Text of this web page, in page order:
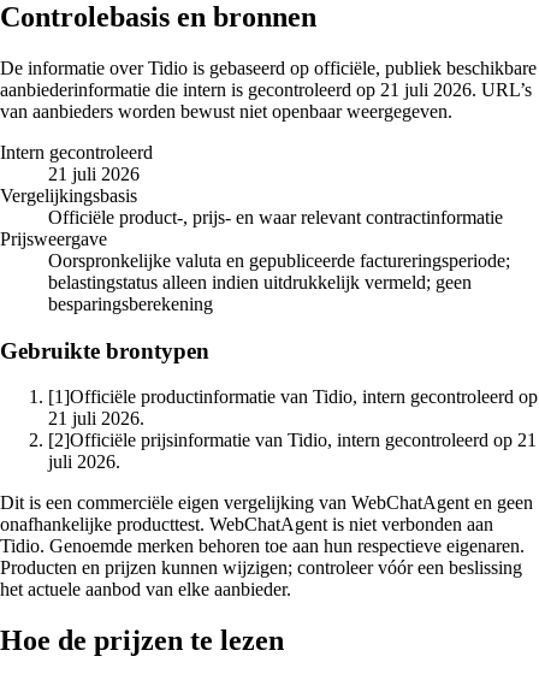
Controlebasis en bronnen
De informatie over Tidio is gebaseerd op officiële, publiek beschikbare
aanbiederinformatie die intern is gecontroleerd op 21 juli 2026. URL’s
van aanbieders worden bewust niet openbaar weergegeven.
Intern gecontroleerd
21 juli 2026
Vergelijkingsbasis
Officiële product-, prijs- en waar relevant contractinformatie
Prijsweergave
Oorspronkelijke valuta en gepubliceerde factureringsperiode;
belastingstatus alleen indien uitdrukkelijk vermeld; geen
besparingsberekening
Gebruikte brontypen
[1]Officiële productinformatie van Tidio, intern gecontroleerd op
21 juli 2026.
[2]Officiële prijsinformatie van Tidio, intern gecontroleerd op 21
juli 2026.
Dit is een commerciële eigen vergelijking van WebChatAgent en geen
onafhankelijke producttest. WebChatAgent is niet verbonden aan
Tidio. Genoemde merken behoren toe aan hun respectieve eigenaren.
Producten en prijzen kunnen wijzigen; controleer vóór een beslissing
het actuele aanbod van elke aanbieder.
Hoe de prijzen te lezen